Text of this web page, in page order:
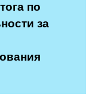
по
за